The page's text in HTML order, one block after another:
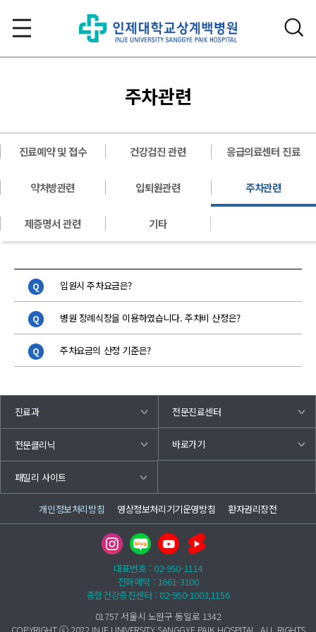
주차관련
진료예약 및 접수 건강검진 관련 응급의료센터 진료
약처방관련 입퇴원관련 주차관련
제증명서 관련 기타
입원시 주차요금은?
병원 장례식장을 이용하였습니다. 주차비 산정은?
주차요금의 산정 기준은?
진료과 전문진료센터
전문클리닉 바로가기
패밀리 사이트
개인정보처리방침 영상정보처리기기운영방침 환자권리장전
대표번호 : 02-950-1114
전화예약 : 1661-3100
종합건강증진센터 : 02-950-1003,1156
01757 서울시 노원구 동일로 1342
COPYRIGHT ⓒ 2022 INJE UNIVERSITY SANGGYE PAIK HOSPITAL. ALL RIGHTS